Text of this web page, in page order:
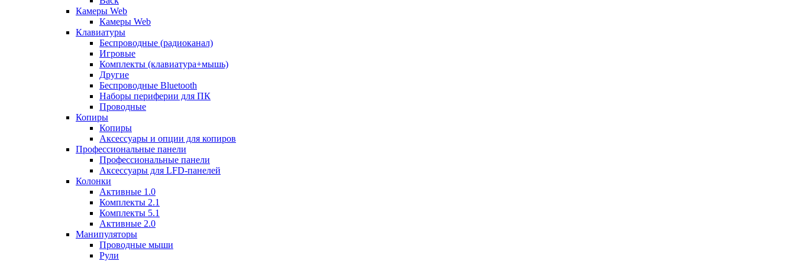
Камеры Web
Камеры Web
Клавиатуры
Беспроводные (радиоканал)
Игровые
Комплекты (клавиатура+мышь)
Другие
Беспроводные Bluetooth
Наборы периферии для ПК
Проводные
Копиры
Копиры
Аксессуары и опции для копиров
Профессиональные панели
Профессиональные панели
Аксессуары для LFD-панелей
Колонки
Активные 1.0
Комплекты 2.1
Комплекты 5.1
Активные 2.0
Манипуляторы
Проводные мыши
Рули